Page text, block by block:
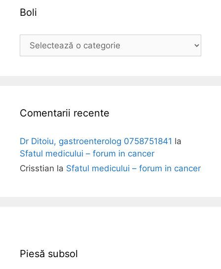
Boli
Comentarii recente
Dr Ditoiu, gastroenterolog 0758751841 la
Sfatul medicului – forum in cancer
Crisstian la Sfatul medicului – forum in cancer
Piesă subsol